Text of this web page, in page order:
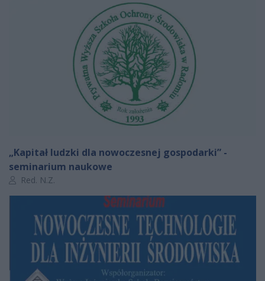
„Kapitał ludzki dla nowoczesnej gospodarki” -
seminarium naukowe
Autor artykułu:
Red. N.Z.